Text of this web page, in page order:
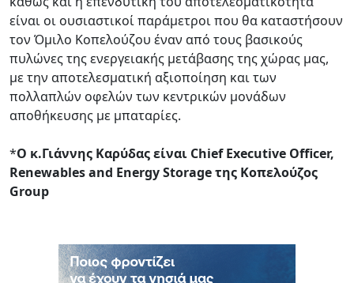
είναι οι ουσιαστικοί παράμετροι που θα καταστήσουν
τον Όμιλο Κοπελούζου έναν από τους βασικούς
πυλώνες της ενεργειακής μετάβασης της χώρας μας,
με την αποτελεσματική αξιοποίηση και των
πολλαπλών οφελών των κεντρικών μονάδων
αποθήκευσης με μπαταρίες.
*Ο κ.Γιάννης Καρύδας είναι Chief Executive Officer,
Renewables and Energy Storage της Κοπελούζος
Group